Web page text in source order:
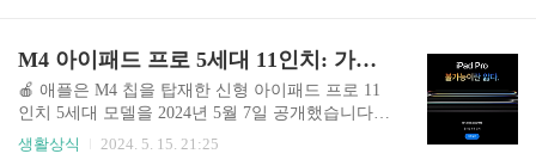
다. 지금부터 M4 아이패드 프로 7세대 13인치를 구
매하기 전에 꼭 확인해야 할 내용들을 알아보겠습
니다. M4 아이패드 프로 7세대 공개애플은 우리나
라 시간을 기준으로 2024년 5월 7일 오후 11시, 렛
루스(Let Loose)라는 이벤트를 통해 M4 칩을 탑재
M4 아이패드 프로 5세대 11인치: 가격, 스펙, 사전 예약 일정 완벽 가이드
🍎 애플은 M4 칩을 탑재한 신형 아이패드 프로 11
인치 5세대 모델을 2024년 5월 7일 공개했습니다.
🥳 아이패드 프로 11인치는 13인치 모델과 함께 출
생활상식 2024. 5. 15. 21:25